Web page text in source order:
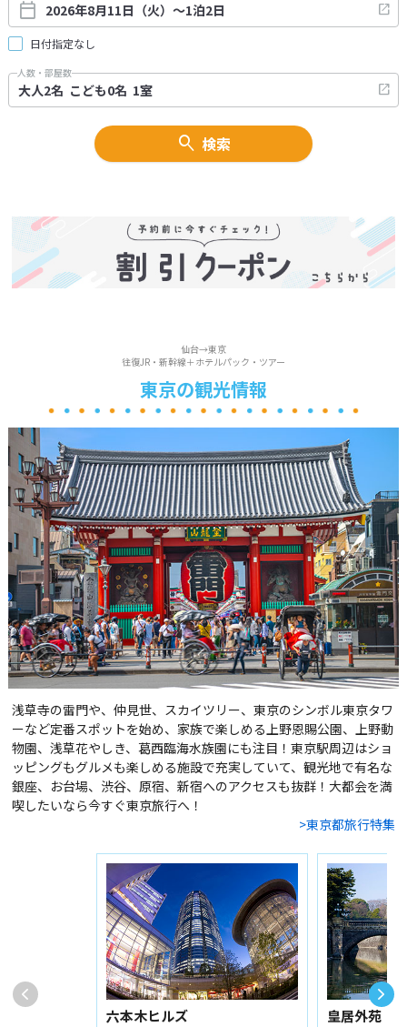
日付指定なし
人数・部屋数
検索
仙台→東京
往復JR・新幹線＋ホテルパック・ツアー
東京の観光情報
浅草寺の雷門や、仲見世、スカイツリー、東京のシンボル東京タワ
ーなど定番スポットを始め、家族で楽しめる上野恩賜公園、上野動
物園、浅草花やしき、葛西臨海水族園にも注目！東京駅周辺はショ
ッピングもグルメも楽しめる施設で充実していて、観光地で有名な
銀座、お台場、渋谷、原宿、新宿へのアクセスも抜群！大都会を満
喫したいなら今すぐ東京旅行へ！
>東京都旅行特集
六本木ヒルズ
皇居外苑